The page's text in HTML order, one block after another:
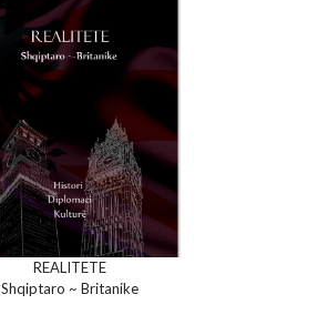
REALITETE
Shqiptaro ~ Britanike